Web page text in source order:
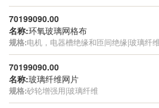
70199090.00
名称:环氧玻璃网格布
规格:电机，电器槽绝缘和匝间绝缘|玻璃纤
70199090.00
名称:玻璃纤维网片
规格:砂轮增强用|玻璃纤维